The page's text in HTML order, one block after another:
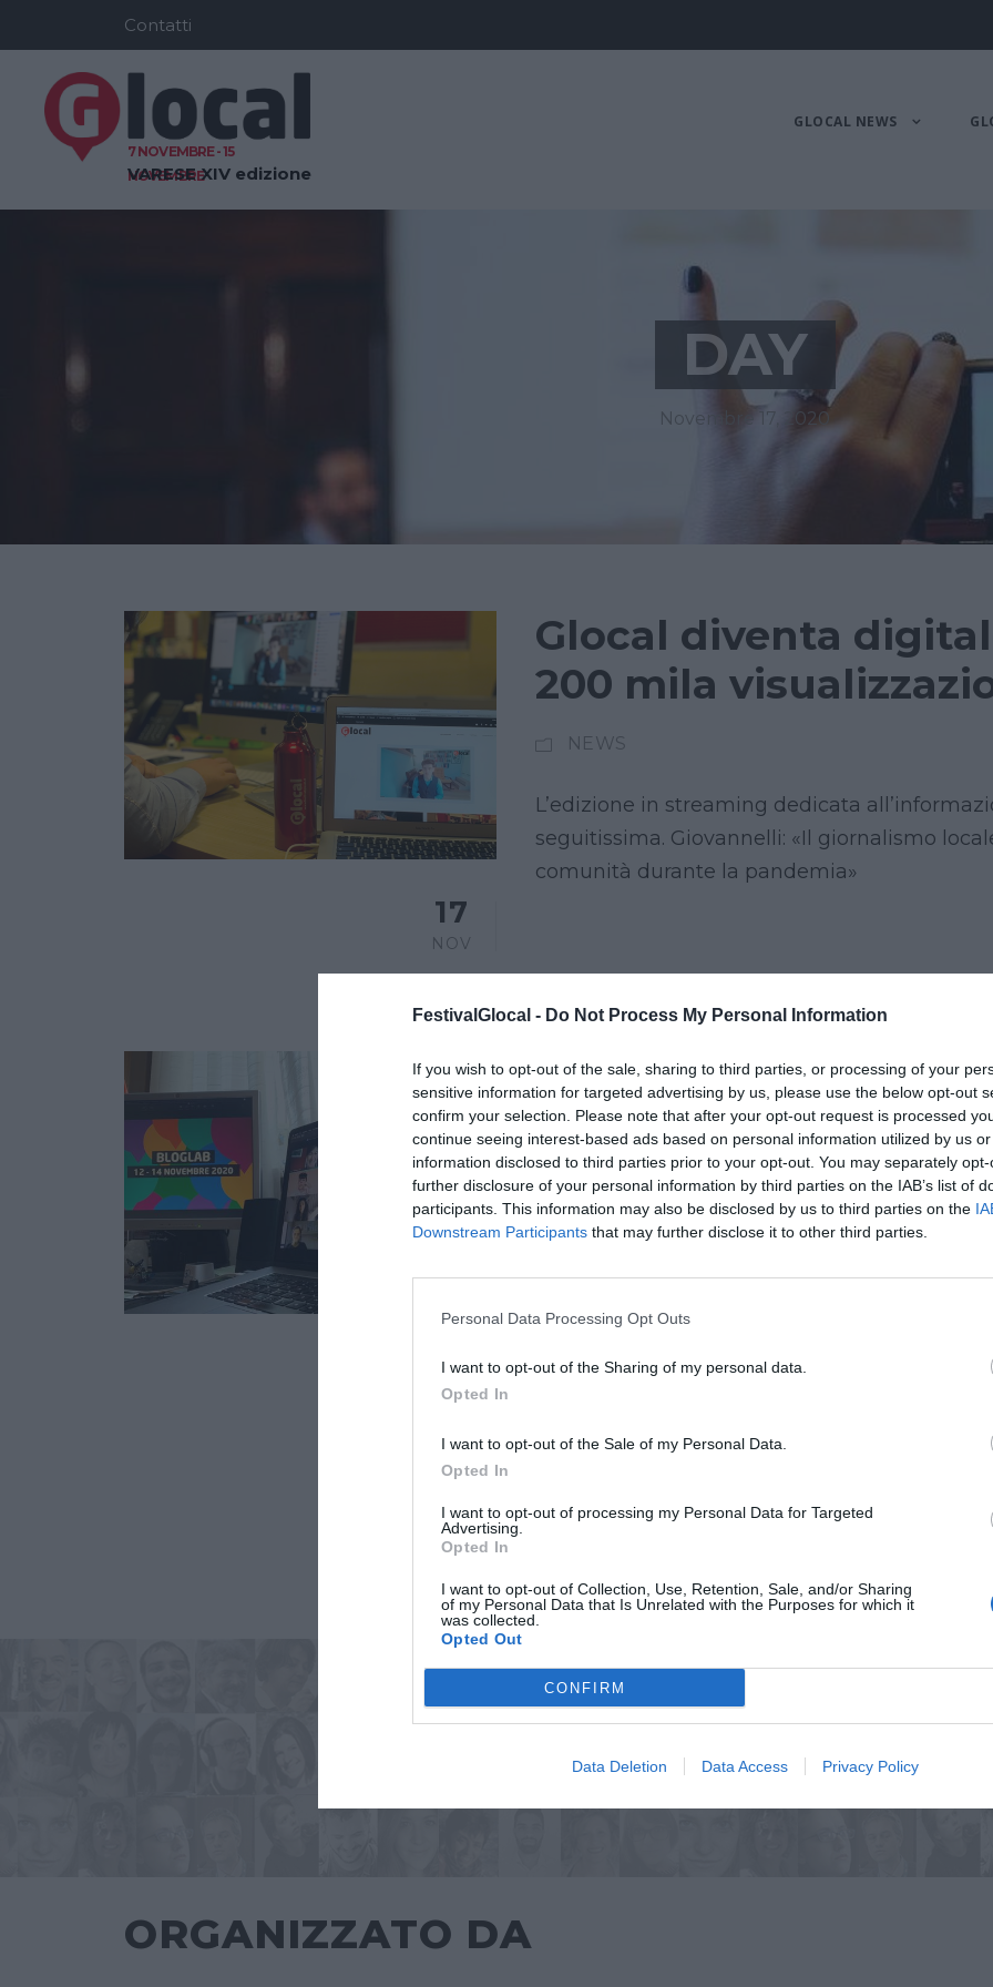
FestivalGlocal - Do Not Process My Personal Information
If you wish to opt-out of the sale, sharing to third parties, or processing of your
sensitive information for targeted advertising by us, please use the below opt-out
confirm your selection. Please note that after your opt-out request is processed
continue seeing interest-based ads based on personal information utilized by us
information disclosed to third parties prior to your opt-out. You may separately
further disclosure of your personal information by third parties on the IAB’s list of
participants. This information may also be disclosed by us to third parties on the
Downstream Participants that may further disclose it to other third parties.
Personal Data Processing Opt Outs
I want to opt-out of the Sharing of my personal data.
Opted In
I want to opt-out of the Sale of my Personal Data.
Opted In
I want to opt-out of processing my Personal Data for Targeted
Advertising.
Opted In
I want to opt-out of Collection, Use, Retention, Sale, and/or Sharing
of my Personal Data that Is Unrelated with the Purposes for which it
was collected.
Opted Out
CONFIRM
Data Deletion Data Access Privacy Policy
Contatti
7 NOVEMBRE - 15
NOVEMBRE
VARESE XIV edizione
GLOCAL NEWS
DAY
Novembre 17, 2020
17
NOV
Glocal diventa
200 mila
NEWS
L’edizione in streaming dedicata
seguitissima. Giovannelli: «Il giornalismo
comunità durante la pandemia»
17
NOV
“Gli anticorpi”
di BlogLab
IN EVIDENZA BLOGLAB
Tommaso Lattanzio, Beatrice Monti, Alessia
Sono loro i vincitori dell’edizione 2020 di
ragazzi organizzato in occasione di Festival
Regionale della Lombardia. La loro squadra
classificata tra le 20 che si sono...
ORGANIZZATO DA